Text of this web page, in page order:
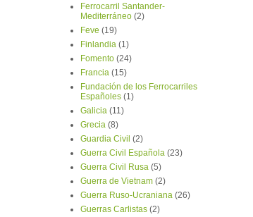
Ferrocarril Santander-
Mediterráneo (2)
Feve (19)
Finlandia (1)
Fomento (24)
Francia (15)
Fundación de los Ferrocarriles
Españoles (1)
Galicia (11)
Grecia (8)
Guardia Civil (2)
Guerra Civil Española (23)
Guerra Civil Rusa (5)
Guerra de Vietnam (2)
Guerra Ruso-Ucraniana (26)
Guerras Carlistas (2)